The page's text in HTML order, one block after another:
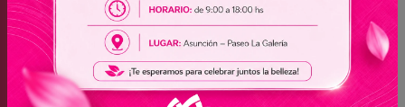
(045) 3528-9053 - (045) 3528-8462
(045) 3025-7072 - (045) 3025-7736
(045) 3025-7713